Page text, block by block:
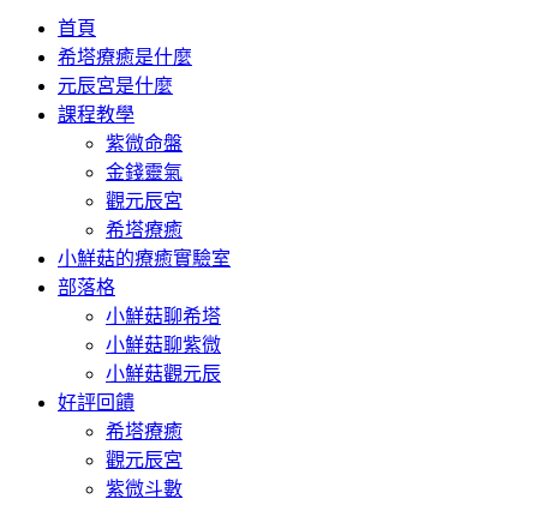
首頁
希塔療癒是什麼
元辰宮是什麼
課程教學
紫微命盤
金錢靈氣
觀元辰宮
希塔療癒
小鮮菇的療癒實驗室
部落格
小鮮菇聊希塔
小鮮菇聊紫微
小鮮菇觀元辰
好評回饋
希塔療癒
觀元辰宮
紫微斗數